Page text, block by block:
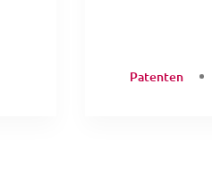
Patenten